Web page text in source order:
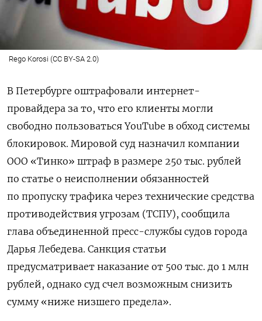
Rego Korosi (CC BY-SA 2.0)
В Петербурге оштрафовали интернет-
провайдера за то, что его клиенты могли
свободно пользоваться YouTube в обход системы
блокировок. Мировой суд назначил компании
ООО «Тинко» штраф в размере 250 тыс. рублей
по статье о неисполнении обязанностей
по пропуску трафика через технические средства
противодействия угрозам (ТСПУ), сообщила
глава объединенной пресс-службы судов города
Дарья Лебедева. Санкция статьи
предусматривает наказание от 500 тыс. до 1 млн
рублей, однако суд счел возможным снизить
сумму «ниже низшего предела».